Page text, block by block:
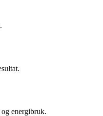
energibruk.